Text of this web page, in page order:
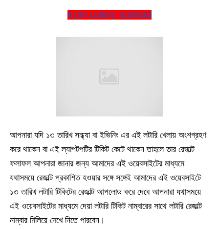
6 pm Lottery Sambad
আপনারা যদি ১৩ তারিখ সন্ধ্যা বা ইভিনিং এর এই লটারি খেলায় অংশগ্রহণ
করে থাকেন বা এই ল্যাপটপটির টিকিট কেটে থাকেন তাহলে তার রেজাল্ট
ফলাফল আপনারা জানার জন্য আমাদের এই ওয়েবসাইটের মাধ্যমে
যথাসময়ে রেজাল্ট প্রকাশিত হওয়ার সঙ্গে সঙ্গেই আমাদের এই ওয়েবসাইটে
১৩ তারিখ লটারি টিকিটের রেজাল্ট আপলোড করে দেবে আপনারা যথাসময়ে
এই ওয়েবসাইটের মাধ্যমে দেয়া লটারি টিকিট নাম্বারের সাথে লটারি রেজাল্ট
নাম্বার মিলিয়ে দেখে নিতে পারবেন।